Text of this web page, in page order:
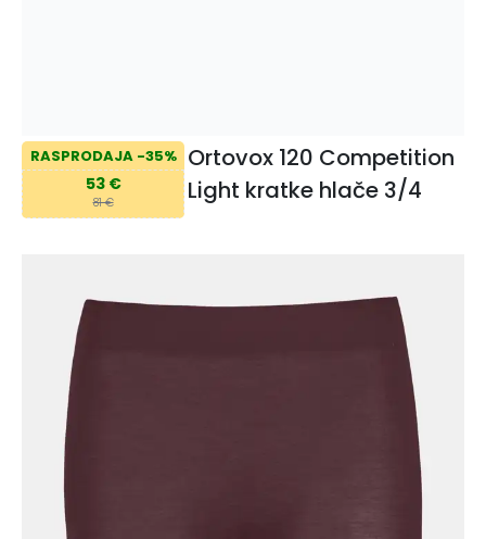
RASPRODAJA -35%
53 €
81 €
Ortovox 120 Competition
Light kratke hlače 3/4